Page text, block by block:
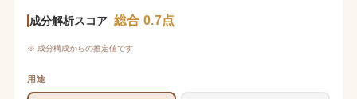
成分解析スコア 総合 0.7点
※ 成分構成からの推定値です
用途